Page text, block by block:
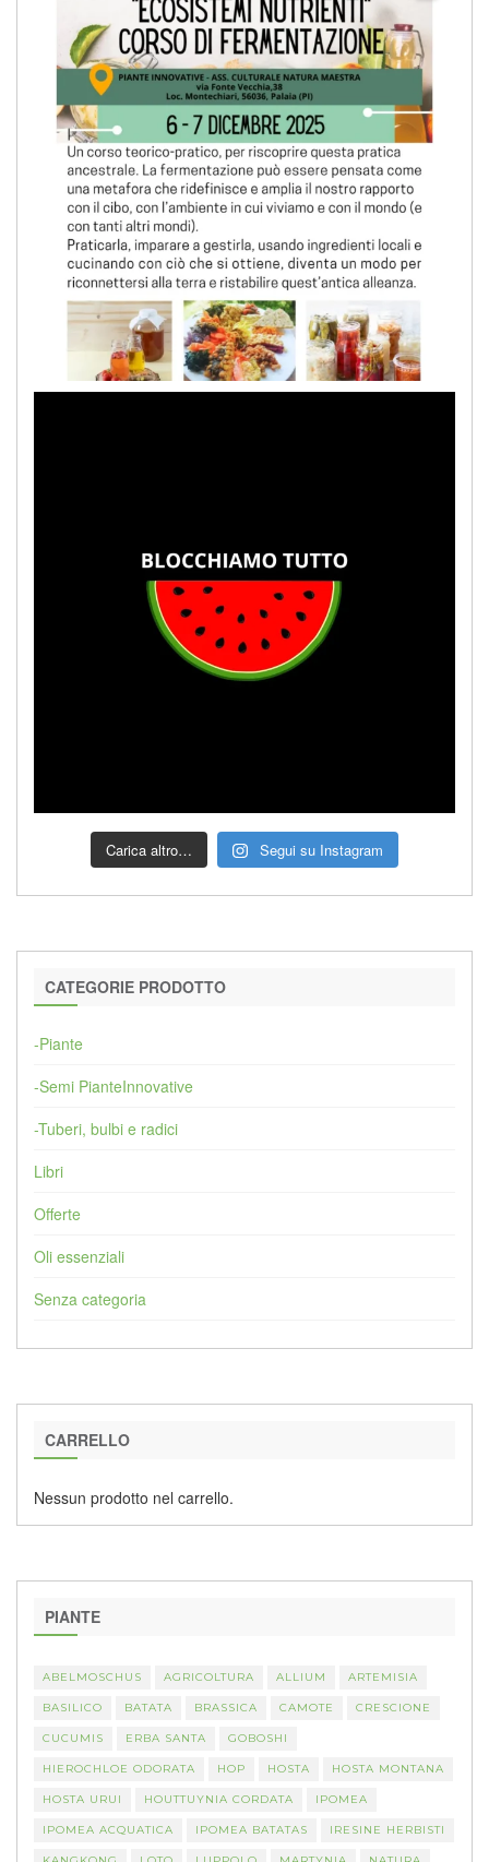
Carica altro… Segui su Instagram
CATEGORIE PRODOTTO
-Piante
-Semi PianteInnovative
-Tuberi, bulbi e radici
Libri
Offerte
Oli essenziali
Senza categoria
CARRELLO
Nessun prodotto nel carrello.
PIANTE
ABELMOSCHUS AGRICOLTURA ALLIUM ARTEMISIA
BASILICO BATATA BRASSICA CAMOTE CRESCIONE
CUCUMIS ERBA SANTA GOBOSHI
HIEROCHLOE ODORATA HOP HOSTA HOSTA MONTANA
HOSTA URUI HOUTTUYNIA CORDATA IPOMEA
IPOMEA ACQUATICA IPOMEA BATATAS IRESINE HERBISTI